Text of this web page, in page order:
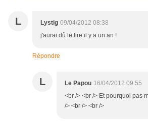
L Lystig 09/04/2012 08:38
j'aurai dû le lire il y a un an !
Répondre
L Le Papou 16/04/2012 09:55
<br /> <br /> Et pourquoi pas
/> <br /> <br />